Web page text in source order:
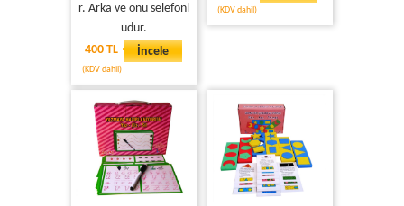
r. Arka ve önü selefonl
udur.
400 TL
(KDV dahil)
İncele
(KDV dahil)